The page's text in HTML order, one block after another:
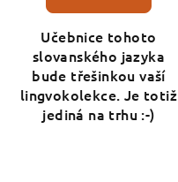
Učebnice tohoto
slovanského jazyka
bude třešinkou vaší
lingvokolekce. Je totiž
jediná na trhu :-)